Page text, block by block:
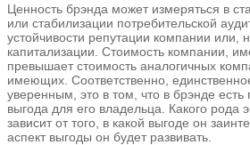
Ценность брэнда может измеряться в
или стабилизации потребительской
устойчивости репутации компании или,
капитализации. Стоимость компании,
превышает стоимость аналогичных
имеющих. Соответственно,
уверенным, это в том, что в брэнде
выгода для его владельца. Какого рода
зависит от того, в какой выгоде он
аспект выгоды он будет развивать.